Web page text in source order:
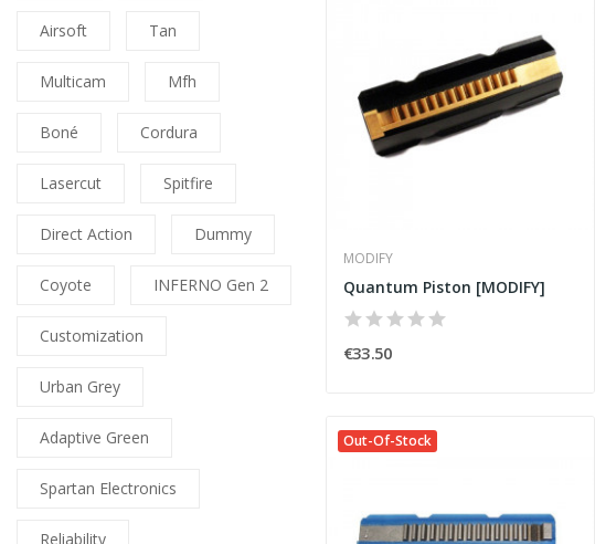
Airsoft Tan
Multicam Mfh
Boné Cordura
Lasercut Spitfire
Direct Action Dummy
Coyote INFERNO Gen 2
Customization
Urban Grey
Adaptive Green
Spartan Electronics
Reliability
MODIFY
Quantum Piston [MODIFY]
€33.50
Out-Of-Stock